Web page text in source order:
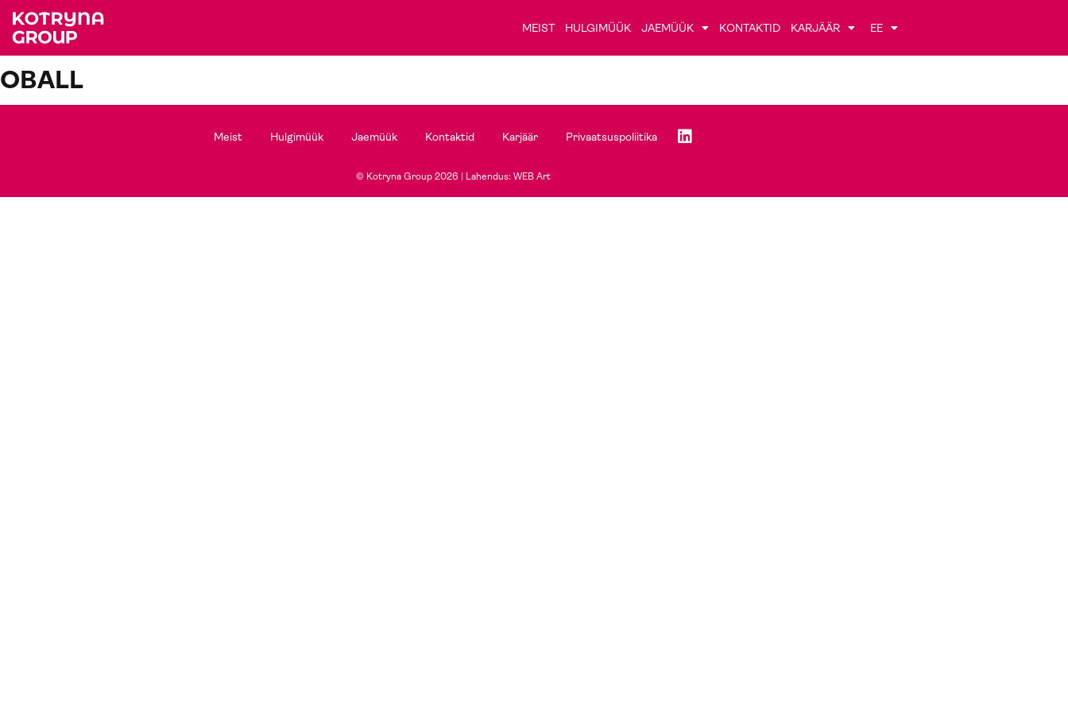
MEIST HULGIMÜÜK JAEMÜÜK KONTAKTID KARJÄÄR EE
OBALL
Meist Hulgimüük Jaemüük Kontaktid Karjäär Privaatsuspoliitika
© Kotryna Group 2026 | Lahendus: WEB Art